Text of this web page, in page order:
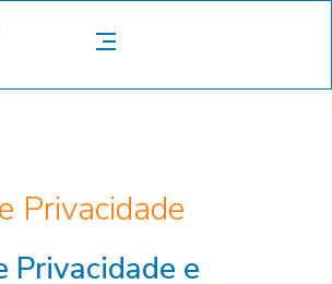
Privacidade
Privacidade e